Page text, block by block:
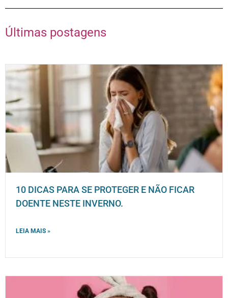
Últimas postagens
10 DICAS PARA SE PROTEGER E NÃO FICAR
DOENTE NESTE INVERNO.
LEIA MAIS »